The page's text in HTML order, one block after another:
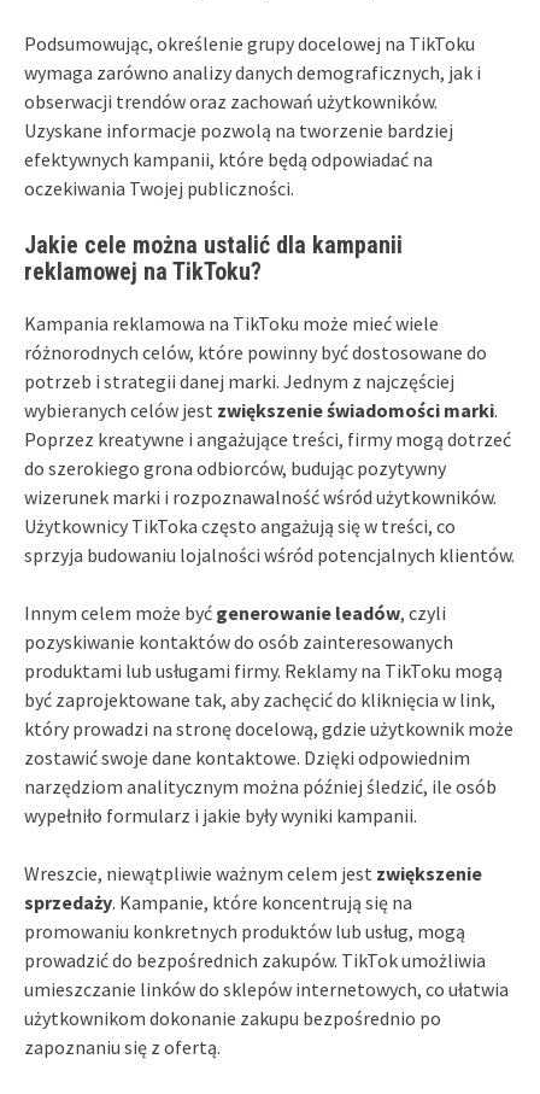
Podsumowując, określenie grupy docelowej na TikToku
wymaga zarówno analizy danych demograficznych, jak i
obserwacji trendów oraz zachowań użytkowników.
Uzyskane informacje pozwolą na tworzenie bardziej
efektywnych kampanii, które będą odpowiadać na
oczekiwania Twojej publiczności.
Jakie cele można ustalić dla kampanii
reklamowej na TikToku?
Kampania reklamowa na TikToku może mieć wiele
różnorodnych celów, które powinny być dostosowane do
potrzeb i strategii danej marki. Jednym z najczęściej
wybieranych celów jest zwiększenie świadomości marki.
Poprzez kreatywne i angażujące treści, firmy mogą dotrzeć
do szerokiego grona odbiorców, budując pozytywny
wizerunek marki i rozpoznawalność wśród użytkowników.
Użytkownicy TikToka często angażują się w treści, co
sprzyja budowaniu lojalności wśród potencjalnych klientów.
Innym celem może być generowanie leadów, czyli
pozyskiwanie kontaktów do osób zainteresowanych
produktami lub usługami firmy. Reklamy na TikToku mogą
być zaprojektowane tak, aby zachęcić do kliknięcia w link,
który prowadzi na stronę docelową, gdzie użytkownik może
zostawić swoje dane kontaktowe. Dzięki odpowiednim
narzędziom analitycznym można później śledzić, ile osób
wypełniło formularz i jakie były wyniki kampanii.
Wreszcie, niewątpliwie ważnym celem jest zwiększenie
sprzedaży. Kampanie, które koncentrują się na
promowaniu konkretnych produktów lub usług, mogą
prowadzić do bezpośrednich zakupów. TikTok umożliwia
umieszczanie linków do sklepów internetowych, co ułatwia
użytkownikom dokonanie zakupu bezpośrednio po
zapoznaniu się z ofertą.